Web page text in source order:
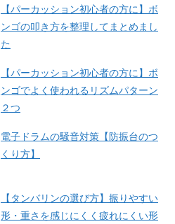
【パーカッション初心者の方に】ボ
ンゴの叩き方を整理してまとめまし
た
【パーカッション初心者の方に】ボ
ンゴでよく使われるリズムパターン
２つ
電子ドラムの騒音対策【防振台のつ
くり方】
【タンバリンの選び方】振りやすい
形・重さを感じにくく疲れにくい形